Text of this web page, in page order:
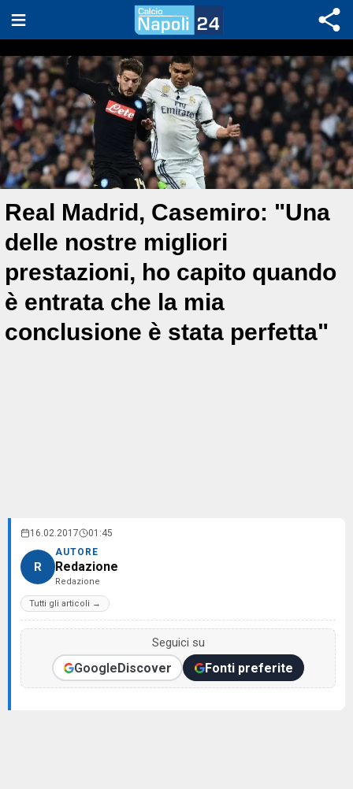
Real Madrid, Casemiro: "Una
delle nostre migliori
prestazioni, ho capito quando
è entrata che la mia
conclusione è stata perfetta"
16.02.2017 01:45
R
AUTORE
Redazione
Redazione
Tutti gli articoli →
Seguici su
GoogleDiscover Fonti preferite